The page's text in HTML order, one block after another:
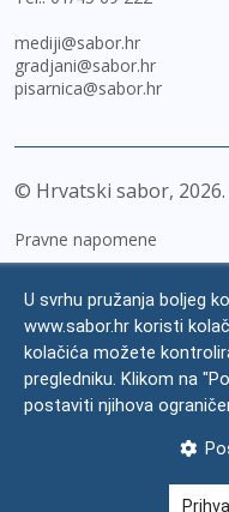
mediji@sabor.hr
gradjani@sabor.hr
pisarnica@sabor.hr
© Hrvatski sabor, 2026
Pravne napomene
Zaštita osobnih podataka
Impressum
Česta pitanja
U svrhu pružanja boljeg
www.sabor.hr koristi
kolačića možete
pregledniku. Klikom na
postaviti njihova